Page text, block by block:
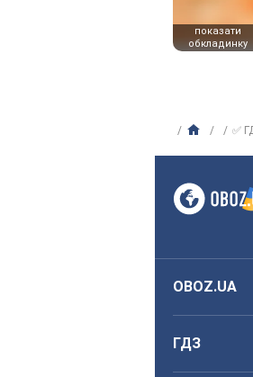
показати
обкладинку
✅
OBOZ.UA
ГДЗ